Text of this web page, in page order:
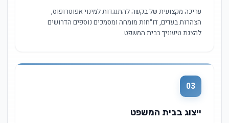
עריכה מקצועית של בקשה להתנגדות למינוי אפוטרופוס,
הצהרות בעדים, דו"חות מומחה ומסמכים נוספים הדרושים
להצגת טיעוניך בבית המשפט.
03
ייצוג בבית המשפט